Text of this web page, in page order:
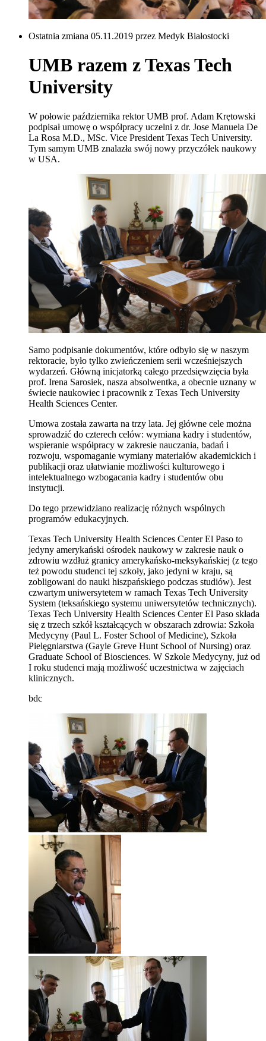
Ostatnia zmiana 05.11.2019 przez Medyk Białostocki
UMB razem z Texas Tech
University
W połowie października rektor UMB prof. Adam Krętowski
podpisał umowę o współpracy uczelni z dr. Jose Manuela De
La Rosa M.D., MSc. Vice President Texas Tech University.
Tym samym UMB znalazła swój nowy przyczółek naukowy
w USA.
Samo podpisanie dokumentów, które odbyło się w naszym
rektoracie, było tylko zwieńczeniem serii wcześniejszych
wydarzeń. Główną inicjatorką całego przedsięwzięcia była
prof. Irena Sarosiek, nasza absolwentka, a obecnie uznany w
świecie naukowiec i pracownik z Texas Tech University
Health Sciences Center.
Umowa została zawarta na trzy lata. Jej główne cele można
sprowadzić do czterech celów: wymiana kadry i studentów,
wspieranie współpracy w zakresie nauczania, badań i
rozwoju, wspomaganie wymiany materiałów akademickich i
publikacji oraz ułatwianie możliwości kulturowego i
intelektualnego wzbogacania kadry i studentów obu
instytucji.
Do tego przewidziano realizację różnych wspólnych
programów edukacyjnych.
Texas Tech University Health Sciences Center El Paso to
jedyny amerykański ośrodek naukowy w zakresie nauk o
zdrowiu wzdłuż granicy amerykańsko-meksykańskiej (z tego
też powodu studenci tej szkoły, jako jedyni w kraju, są
zobligowani do nauki hiszpańskiego podczas studiów). Jest
czwartym uniwersytetem w ramach Texas Tech University
System (teksańskiego systemu uniwersytetów technicznych).
Texas Tech University Health Sciences Center El Paso składa
się z trzech szkół kształcących w obszarach zdrowia: Szkoła
Medycyny (Paul L. Foster School of Medicine), Szkoła
Pielęgniarstwa (Gayle Greve Hunt School of Nursing) oraz
Graduate School of Biosciences. W Szkole Medycyny, już od
I roku studenci mają możliwość uczestnictwa w zajęciach
klinicznych.
bdc